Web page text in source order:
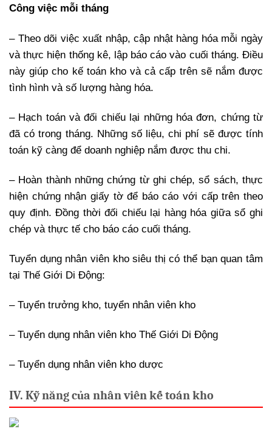
Công việc mỗi tháng
– Theo dõi việc xuất nhập, cập nhật hàng hóa mỗi ngày
và thực hiện thống kê, lập báo cáo vào cuối tháng. Điều
này giúp cho kế toán kho và cả cấp trên sẽ nắm được
tình hình và số lượng hàng hóa.
– Hạch toán và đối chiếu lại những hóa đơn, chứng từ
đã có trong tháng. Những số liệu, chi phí sẽ được tính
toán kỹ càng để doanh nghiệp nắm được thu chi.
– Hoàn thành những chứng từ ghi chép, sổ sách, thực
hiện chứng nhận giấy tờ để báo cáo với cấp trên theo
quy định. Đồng thời đối chiếu lại hàng hóa giữa sổ ghi
chép và thực tế cho báo cáo cuối tháng.
Tuyển dụng nhân viên kho siêu thị có thể bạn quan tâm
tại Thế Giới Di Động:
– Tuyển trưởng kho, tuyển nhân viên kho
– Tuyển dụng nhân viên kho Thế Giới Di Động
– Tuyển dụng nhân viên kho dược
IV. Kỹ năng của nhân viên kế toán kho